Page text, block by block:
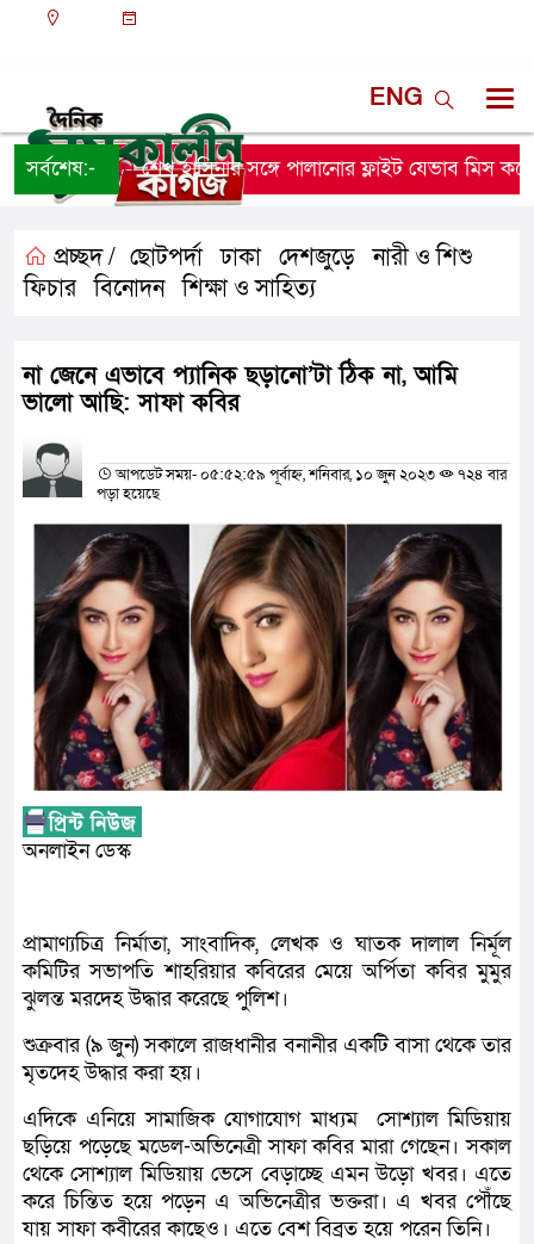
ENG
সর্বশেষ:- শেখ হাসিনার সঙ্গে পালানোর ফ্লাইট যেভাব মিস
প্রচ্ছদ / ছোটপর্দা ,ঢাকা দেশজুড়ে ,নারী ও শিশু
ফিচার ,বিনোদন ,শিক্ষা ও সাহিত্য
না জেনে এভাবে প্যানিক ছড়ানো’টা ঠিক না, আমি
ভালো আছি: সাফা কবির
আপডেট সময়- ০৫:৫২:৫৯ পূর্বাহ্ন, শনিবার, ১০ জুন ২০২৩
৭২৪ বার
পড়া হয়েছে
অনলাইন ডেস্ক
প্রামাণ্যচিত্র নির্মাতা, সাংবাদিক, লেখক ও ঘাতক দালাল নির্মূল
কমিটির সভাপতি শাহরিয়ার কবিরের মেয়ে অর্পিতা কবির মুমুর
ঝুলন্ত মরদেহ উদ্ধার করেছে পুলিশ।
শুক্রবার (৯ জুন) সকালে রাজধানীর বনানীর একটি বাসা থেকে তার
মৃতদেহ উদ্ধার করা হয়।
এদিকে এনিয়ে সামাজিক যোগাযোগ মাধ্যম সোশ্যাল মিডিয়ায়
ছড়িয়ে পড়েছে মডেল-অভিনেত্রী সাফা কবির মারা গেছেন। সকাল
থেকে সোশ্যাল মিডিয়ায় ভেসে বেড়াচ্ছে এমন উড়ো খবর। এতে
করে চিন্তিত হয়ে পড়েন এ অভিনেত্রীর ভক্তরা। এ খবর পৌঁছে
যায় সাফা কবীরের কাছেও। এতে বেশ বিব্রত হয়ে পরেন তিনি।